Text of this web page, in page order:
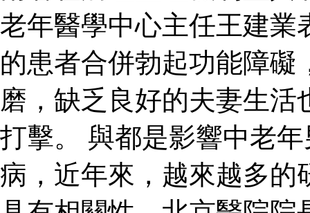
老年醫學中心主任王建業
的患者合併勃起功能障
磨，缺乏良好的夫妻生
打擊。 與都是影響中老
病，近年來，越來越多的